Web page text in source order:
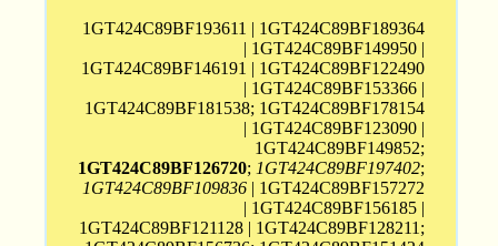
1GT424C89BF193611 | 1GT424C89BF189364
| 1GT424C89BF149950 |
1GT424C89BF146191 | 1GT424C89BF122490
| 1GT424C89BF153366 |
1GT424C89BF181538; 1GT424C89BF178154
| 1GT424C89BF123090 |
1GT424C89BF149852;
1GT424C89BF126720; 1GT424C89BF197402;
1GT424C89BF109836 | 1GT424C89BF157272
| 1GT424C89BF156185 |
1GT424C89BF121128 | 1GT424C89BF128211;